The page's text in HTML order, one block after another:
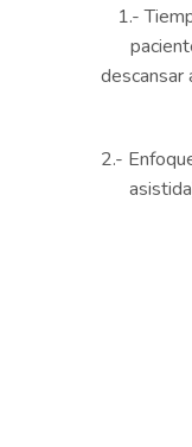
1.-
descansar
2.-